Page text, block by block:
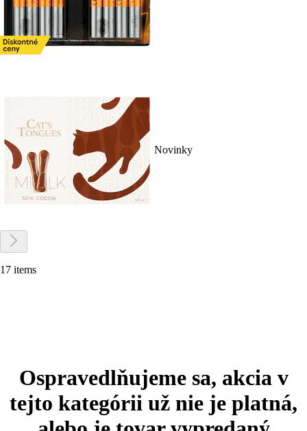
Novinky
17 items
Ospravedlňujeme sa, akcia v
tejto kategórii už nie je platná,